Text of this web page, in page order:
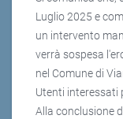
Luglio 2025 e
un intervento
verrà sospesa
nel Comune di
Utenti interessati
Alla conclusione